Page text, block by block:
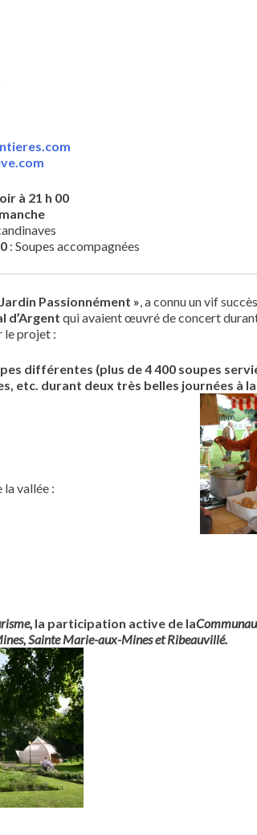
à 21 h 00
: Soupes accompagnées
Passionnément », a connu un vif
d’Argent qui avaient œuvré de concert
le projet :
différentes (plus de 4 400 soupes
etc. durant deux très belles journées à
vallée :
la participation active de la
Sainte Marie-aux-Mines et Ribeauvillé.